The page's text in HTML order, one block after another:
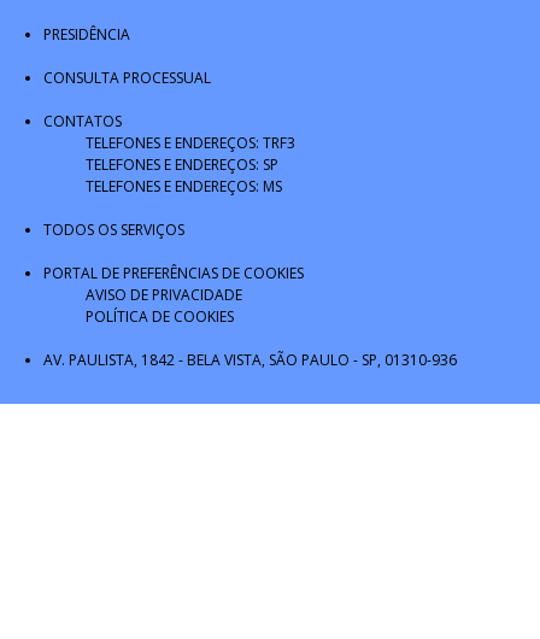
PRESIDÊNCIA
CONSULTA PROCESSUAL
CONTATOS
TELEFONES E ENDEREÇOS: TRF3
TELEFONES E ENDEREÇOS: SP
TELEFONES E ENDEREÇOS: MS
TODOS OS SERVIÇOS
PORTAL DE PREFERÊNCIAS DE COOKIES
AVISO DE PRIVACIDADE
POLÍTICA DE COOKIES
AV. PAULISTA, 1842 - BELA VISTA, SÃO PAULO - SP, 01310-936